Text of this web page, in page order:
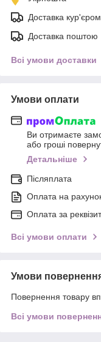
Доставка кур'єром
Доставка поштою
Всі умови доставки
Умови оплати
Ви отримаєте
або гроші
Детальніше
Післяплата
Оплата на
Оплата за
Всі умови оплати
Умови
Повернення товару
Всі умови